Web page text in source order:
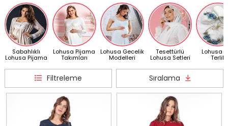
Sabahlıklı
Lohusa Pijama
Lohusa Pijama
Takımları
Lohusa Gecelik
Modelleri
Tesettürlü
Lohusa Setleri
Lohusa
Terlik
Filtreleme Sıralama